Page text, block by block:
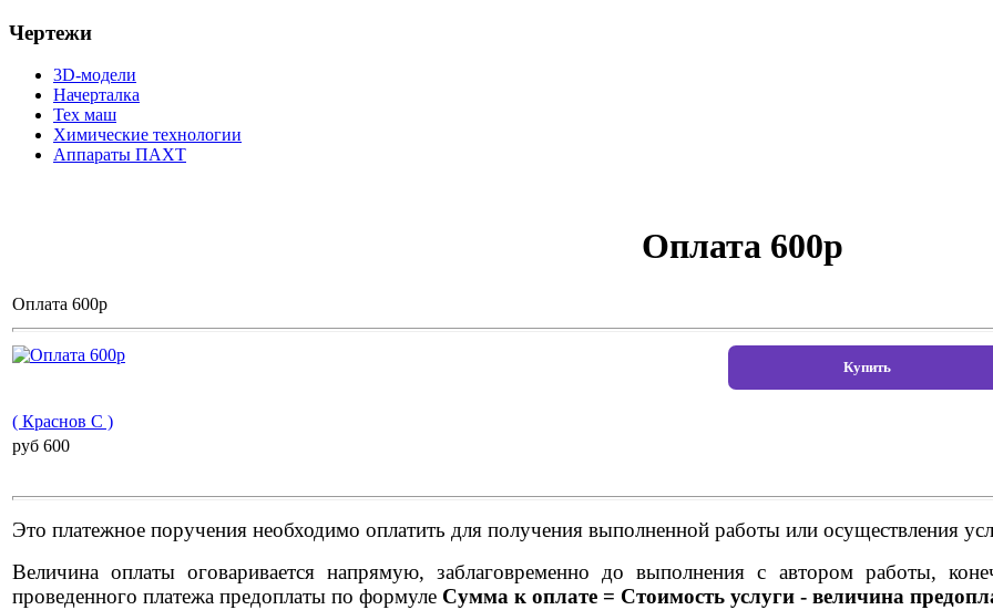
Чертежи
3D-модели
Начерталка
Тех маш
Химические технологии
Аппараты ПАХТ
Оплата 600р
Оплата 600р
( Краснов С )
pуб 600
Это платежное поручения необходимо оплатить для получения выполненной работы или осуществления
Величина оплаты оговаривается напрямую, заблаговременно до выполнения с автором работы,
проведенного платежа предоплаты по формуле Сумма к оплате = Стоимость услуги - величина